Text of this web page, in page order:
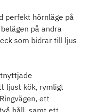
perfekt hörnläge på
på andra
som bidrar till ljus
ljust kök, rymligt
ett